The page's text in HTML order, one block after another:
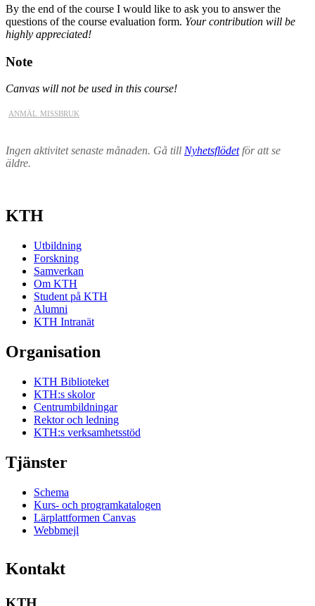
By the end of the course I would like to ask you to answer the
questions of the course evaluation form. Your contribution will be
highly appreciated!
Note
Canvas will not be used in this course!
anmäl missbruk
Ingen aktivitet senaste månaden. Gå till Nyhetsflödetför att se
äldre.
KTH
Utbildning
Forskning
Samverkan
Om KTH
Student på KTH
Alumni
KTH Intranät
Organisation
KTH Biblioteket
KTH:s skolor
Centrumbildningar
Rektor och ledning
KTH:s verksamhetsstöd
Tjänster
Schema
Kurs- och programkatalogen
Lärplattformen Canvas
Webbmejl
Kontakt
KTH